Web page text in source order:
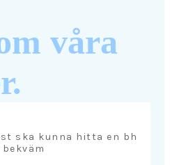
våra
ska kunna hitta en bh